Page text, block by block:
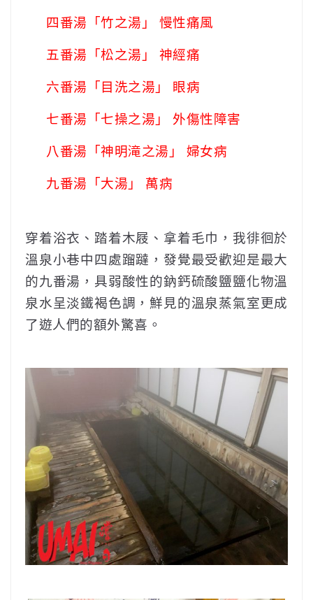
四番湯「竹之湯」 慢性痛風
五番湯「松之湯」 神經痛
六番湯「目洗之湯」 眼病
七番湯「七操之湯」 外傷性障害
八番湯「神明滝之湯」 婦女病
九番湯「大湯」 萬病
穿着浴衣、踏着木屐、拿着毛巾，我徘徊於
溫泉小巷中四處蹓躂，發覺最受歡迎是最大
的九番湯，具弱酸性的鈉鈣硫酸鹽鹽化物溫
泉水呈淡鐵褐色調，鮮見的溫泉蒸氣室更成
了遊人們的額外驚喜。